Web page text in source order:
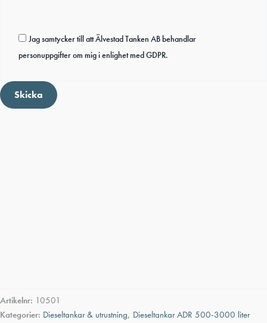
Jag samtycker till att Älvestad Tanken AB behandlar
personuppgifter om mig i enlighet med GDPR.
Skicka
Artikelnr: 10501
Kategorier: Dieseltankar & utrustning, Dieseltankar ADR 500-3000 liter